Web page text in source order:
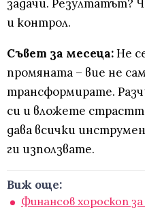
задачи. Резултатът?
и контрол.
Съвет за месеца:Не
промяната – вие не
трансформирате.
си и вложете
дава всички
ги използвате.
Виж още:
Финансов хороскоп